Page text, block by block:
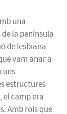
una
la península
de lesbiana
vam anar a
uns
estructures
el camp era
. Amb rols que